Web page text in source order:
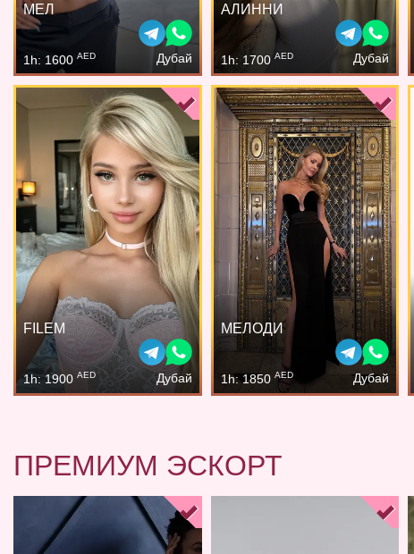
МЕЛ
1h: 1600 AED Дубай
АЛИННИ
1h: 1700 AED Дубай
FILEM
1h: 1900 AED Дубай
МЕЛОДИ
1h: 1850 AED Дубай
ПРЕМИУМ ЭСКОРТ